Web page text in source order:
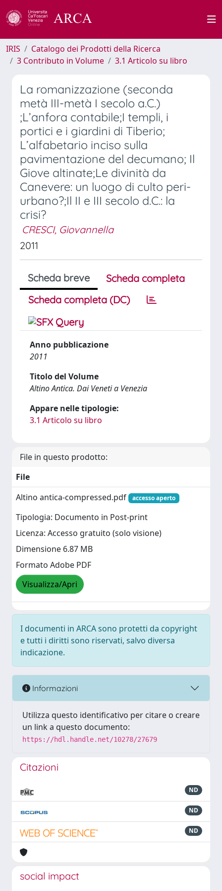
IRIS
Catalogo dei Prodotti della Ricerca
3 Contributo in Volume
3.1 Articolo su libro
La romanizzazione (seconda
metà III-metà I secolo a.C.)
;L’anfora contabile;I templi, i
portici e i giardini di Tiberio;
L’alfabetario inciso sulla
pavimentazione del decumano; Il
Giove altinate;Le divinità da
Canevere: un luogo di culto peri-
urbano?;Il II e III secolo d.C.: la
crisi?
CRESCI, Giovannella
2011
Scheda breve
Scheda completa
Scheda completa (DC)
Anno pubblicazione
2011
Titolo del Volume
Altino Antica. Dai Veneti a Venezia
Appare nelle tipologie:
3.1 Articolo su libro
File in questo prodotto:
File
Altino antica-compressed.pdf
accesso aperto
Tipologia: Documento in Post-print
Licenza: Accesso gratuito (solo visione)
Dimensione 6.87 MB
Formato Adobe PDF
Visualizza/Apri
I documenti in ARCA sono protetti da copyright
e tutti i diritti sono riservati, salvo diversa
indicazione.
Informazioni
Utilizza questo identificativo per citare o creare
un link a questo documento:
https://hdl.handle.net/10278/27679
Citazioni
ND
ND
ND
social impact